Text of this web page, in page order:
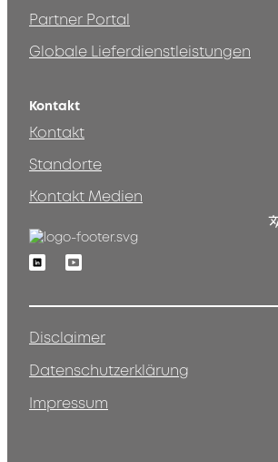
Partner Portal
Globale Lieferdienstleistungen
Kontakt
Kontakt
Standorte
Kontakt Medien
LinkedinYoutube
Disclaimer
Datenschutzerklärung
Impressum